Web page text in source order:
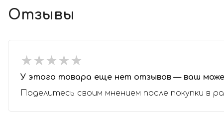
Отзывы
★★★★★
★★★★★
У этого товара еще нет отзывов — ваш
Поделитесь своим мнением после покупки в